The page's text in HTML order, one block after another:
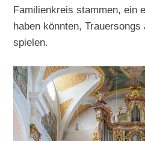
Familienkreis stammen, ein
haben könnten,
spielen.